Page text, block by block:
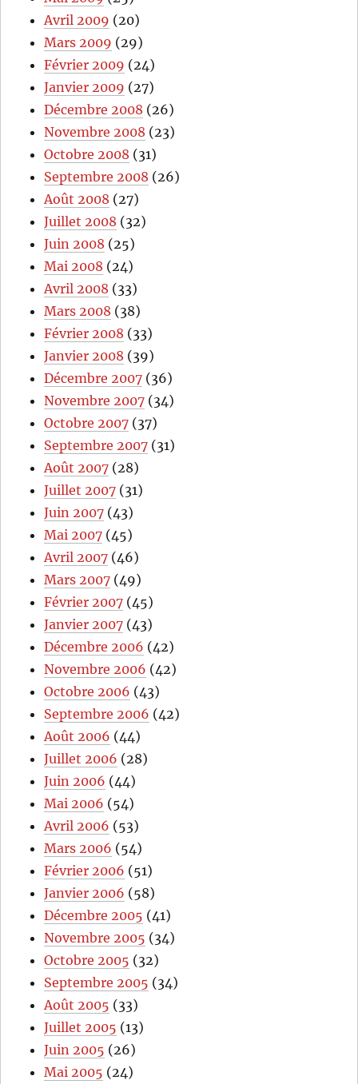
Avril 2009 (20)
Mars 2009 (29)
Février 2009 (24)
Janvier 2009 (27)
Décembre 2008 (26)
Novembre 2008 (23)
Octobre 2008 (31)
Septembre 2008 (26)
Août 2008 (27)
Juillet 2008 (32)
Juin 2008 (25)
Mai 2008 (24)
Avril 2008 (33)
Mars 2008 (38)
Février 2008 (33)
Janvier 2008 (39)
Décembre 2007 (36)
Novembre 2007 (34)
Octobre 2007 (37)
Septembre 2007 (31)
Août 2007 (28)
Juillet 2007 (31)
Juin 2007 (43)
Mai 2007 (45)
Avril 2007 (46)
Mars 2007 (49)
Février 2007 (45)
Janvier 2007 (43)
Décembre 2006 (42)
Novembre 2006 (42)
Octobre 2006 (43)
Septembre 2006 (42)
Août 2006 (44)
Juillet 2006 (28)
Juin 2006 (44)
Mai 2006 (54)
Avril 2006 (53)
Mars 2006 (54)
Février 2006 (51)
Janvier 2006 (58)
Décembre 2005 (41)
Novembre 2005 (34)
Octobre 2005 (32)
Septembre 2005 (34)
Août 2005 (33)
Juillet 2005 (13)
Juin 2005 (26)
Mai 2005 (24)